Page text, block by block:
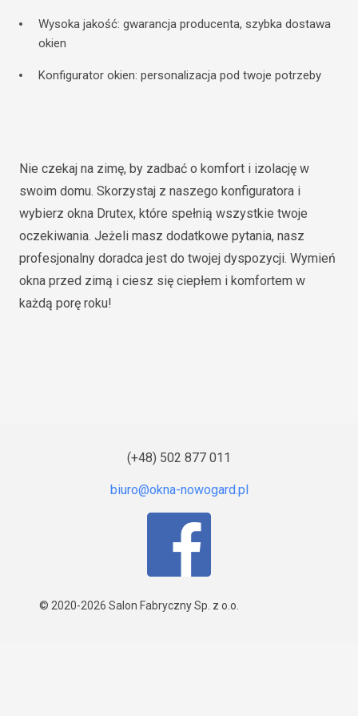
Wysoka jakość: gwarancja producenta, szybka dostawa
okien
Konfigurator okien: personalizacja pod twoje potrzeby
Nie czekaj na zimę, by zadbać o komfort i izolację w
swoim domu. Skorzystaj z naszego konfiguratora i
wybierz okna Drutex, które spełnią wszystkie twoje
oczekiwania. Jeżeli masz dodatkowe pytania, nasz
profesjonalny doradca jest do twojej dyspozycji. Wymień
okna przed zimą i ciesz się ciepłem i komfortem w
każdą porę roku!
(+48) 502 877 011
© 2020-2026 Salon Fabryczny Sp. z o.o.